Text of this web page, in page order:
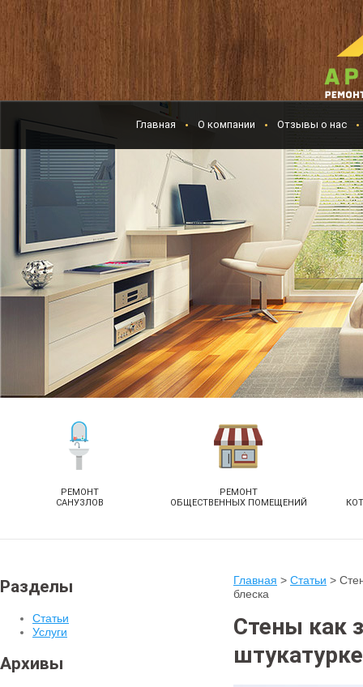
Главная О компании Отзывы о нас
РЕМОНТ
САНУЗЛОВ
РЕМОНТ
ОБЩЕСТВЕННЫХ ПОМЕЩЕНИЙ
Разделы
Статьи
Услуги
Архивы
Главная > Статьи >
блеска
Стены как